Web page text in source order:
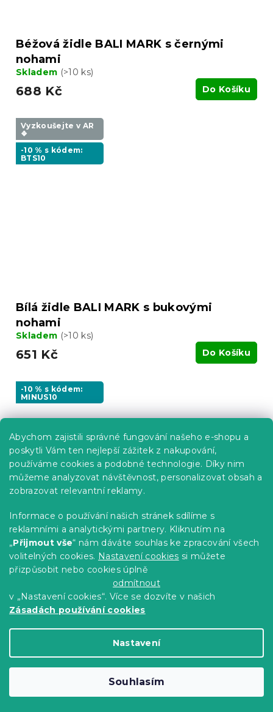
Abychom zajistili správné fungování našeho e-shopu a
poskytli Vám ten nejlepší zážitek z nakupování,
používáme cookies a podobné technologie. Díky nim
můžeme analyzovat návštěvnost, personalizovat obsah a
zobrazovat relevantní reklamy.
Informace o používání našich stránek sdílíme s
reklamními a analytickými partnery. Kliknutím na
„Přijmout vše“ nám dáváte souhlas ke zpracování všech
volitelných cookies. Nastavení cookies si můžete
přizpůsobit nebo cookies úplně
odmítnout
v „Nastavení cookies“. Více se dozvíte v našich
Zásadách používání cookies
Nastavení
Souhlasím
Béžová židle BALI MARK s černými
nohami
Skladem (>10 ks)
688 Kč Do Košíku
Vyzkoušejte v AR
❖
-10 % s kódem:
BTS10
Bílá židle BALI MARK s bukovými
nohami
Skladem (>10 ks)
651 Kč Do Košíku
-10 % s kódem:
MINUS10
Bílá židle BALI MARK s černými nohami
822 Kč Do Košíku
BTS10